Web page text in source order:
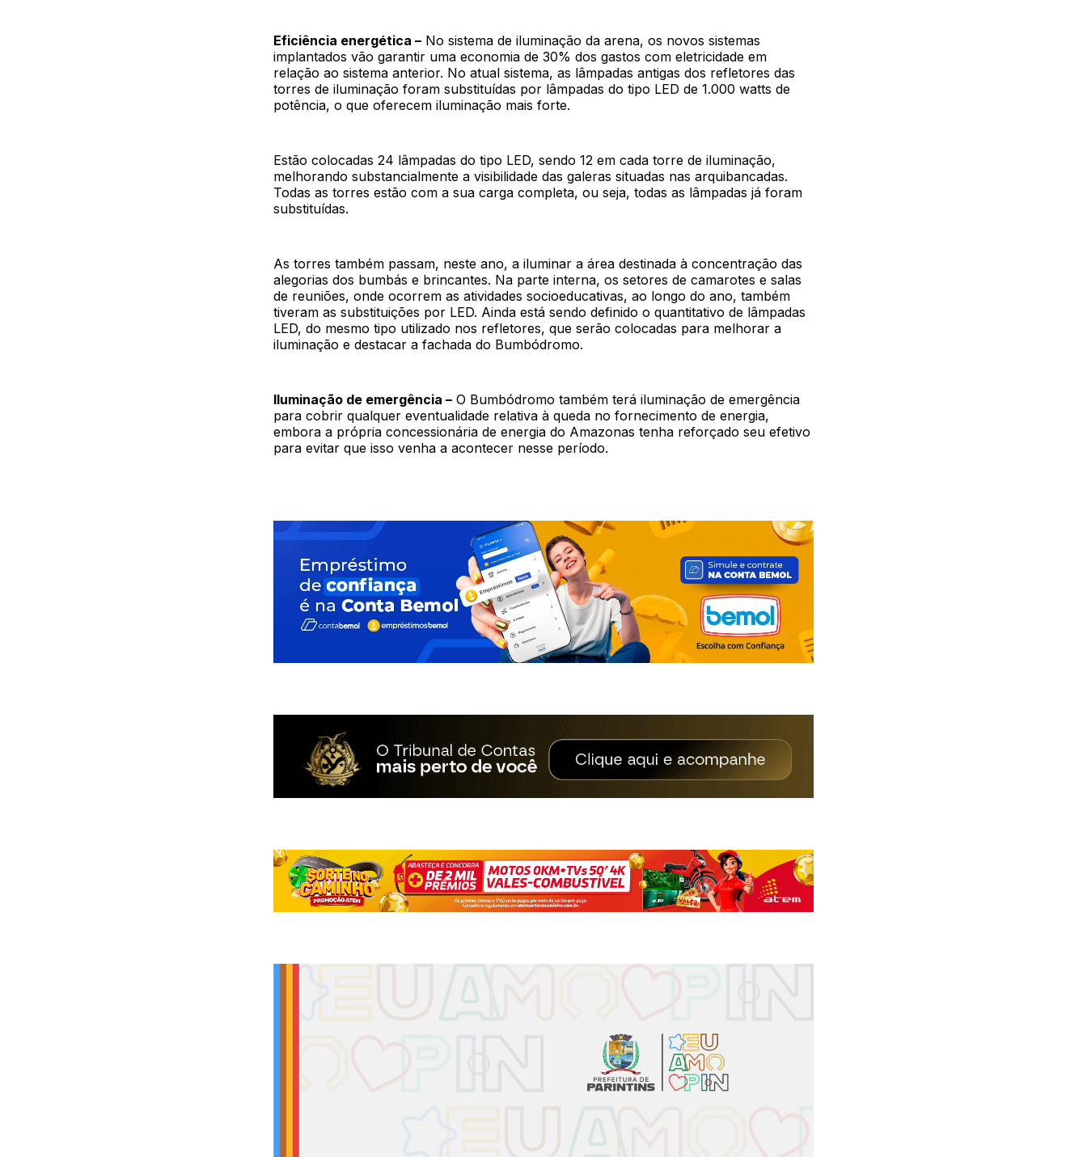
Eficiência energética – No sistema de iluminação da arena, os novos sistemas
implantados vão garantir uma economia de 30% dos gastos com eletricidade em
relação ao sistema anterior. No atual sistema, as lâmpadas antigas dos refletores das
torres de iluminação foram substituídas por lâmpadas do tipo LED de 1.000 watts de
potência, o que oferecem iluminação mais forte.
Estão colocadas 24 lâmpadas do tipo LED, sendo 12 em cada torre de iluminação,
melhorando substancialmente a visibilidade das galeras situadas nas arquibancadas.
Todas as torres estão com a sua carga completa, ou seja, todas as lâmpadas já foram
substituídas.
As torres também passam, neste ano, a iluminar a área destinada à concentração das
alegorias dos bumbás e brincantes. Na parte interna, os setores de camarotes e salas
de reuniões, onde ocorrem as atividades socioeducativas, ao longo do ano, também
tiveram as substituições por LED. Ainda está sendo definido o quantitativo de lâmpadas
LED, do mesmo tipo utilizado nos refletores, que serão colocadas para melhorar a
iluminação e destacar a fachada do Bumbódromo.
Iluminação de emergência – O Bumbódromo também terá iluminação de emergência
para cobrir qualquer eventualidade relativa à queda no fornecimento de energia,
embora a própria concessionária de energia do Amazonas tenha reforçado seu efetivo
para evitar que isso venha a acontecer nesse período.